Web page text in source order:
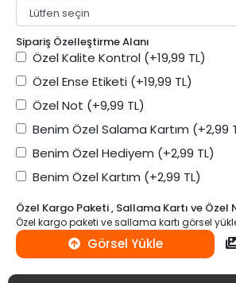
Sipariş Özelleştirme Alanı
Özel Kalite Kontrol (+19,99 TL)
Özel Ense Etiketi (+19,99 TL)
Özel Not (+9,99 TL)
Benim Özel Salama Kartım (+2,99
Benim Özel Hediyem (+2,99 TL)
Benim Özel Kartım (+2,99 TL)
Özel Kargo Paketi , Sallama Kartı ve Özel
Özel kargo paketi ve sallama kartı görsel
Görsel Yükle